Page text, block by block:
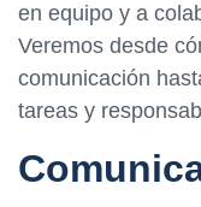
en equipo y a
Veremos desde
comunicación
tareas y